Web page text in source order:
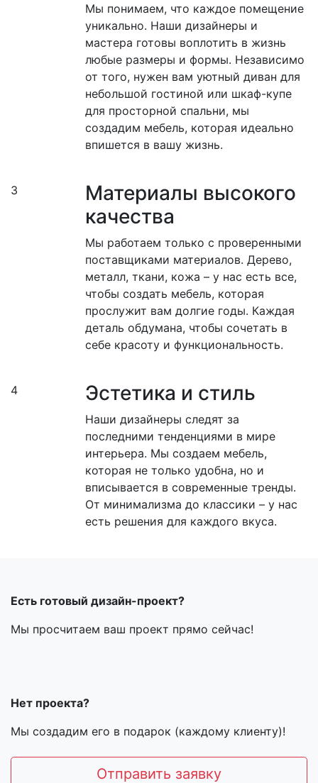
Мы понимаем, что каждое помещение
уникально. Наши дизайнеры и
мастера готовы воплотить в жизнь
любые размеры и формы. Независимо
от того, нужен вам уютный диван для
небольшой гостиной или шкаф-купе
для просторной спальни, мы
создадим мебель, которая идеально
впишется в вашу жизнь.
3
Материалы высокого
качества
Мы работаем только с проверенными
поставщиками материалов. Дерево,
металл, ткани, кожа – у нас есть все,
чтобы создать мебель, которая
прослужит вам долгие годы. Каждая
деталь обдумана, чтобы сочетать в
себе красоту и функциональность.
4 Эстетика и стиль
Наши дизайнеры следят за
последними тенденциями в мире
интерьера. Мы создаем мебель,
которая не только удобна, но и
вписывается в современные тренды.
От минимализма до классики – у нас
есть решения для каждого вкуса.
Есть готовый дизайн-проект?
Мы просчитаем ваш проект прямо сейчас!
Нет проекта?
Мы создадим его в подарок (каждому клиенту)!
Отправить заявку